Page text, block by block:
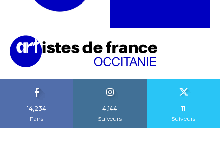
14,234
Fans
4,144
Suiveurs
11
Suiveurs